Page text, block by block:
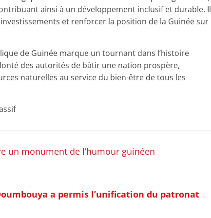
ainsi à un développement inclusif et durable. Il
et renforcer la position de la Guinée sur
de Guinée marque un tournant dans l’histoire
des autorités de bâtir une nation prospère,
naturelles au service du bien-être de tous les
un monument de l’humour guinéen
a permis l’unification du patronat